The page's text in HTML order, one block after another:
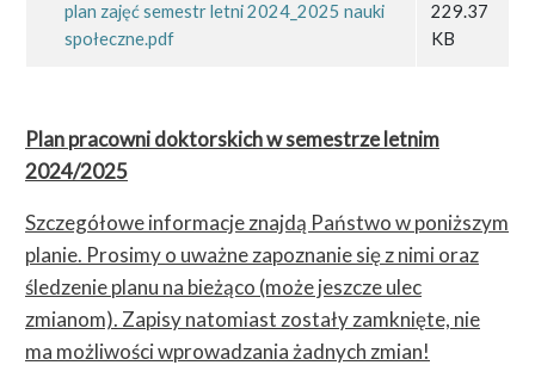
plan zajęć semestr letni 2024_2025 nauki
społeczne.pdf
229.37
KB
Plan pracowni doktorskich w semestrze letnim
2024/2025
Szczegółowe informacje znajdą Państwo w poniższym
planie. Prosimy o uważne zapoznanie się z nimi oraz
śledzenie planu na bieżąco (może jeszcze ulec
zmianom). Zapisy natomiast zostały zamknięte, nie
ma możliwości wprowadzania żadnych zmian!